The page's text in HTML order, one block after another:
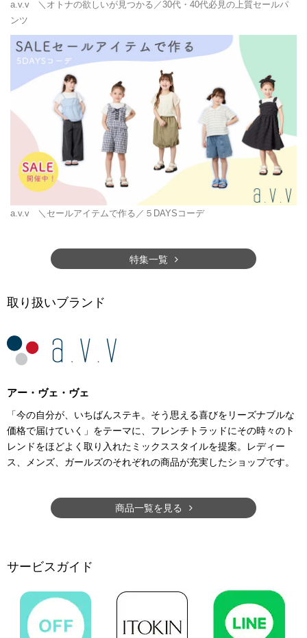
a.v.v ＼オトナの欲しいが見つかる／30代・40代必見の上質セールパ
ンツ
a.v.v ＼セールアイテムで作る／５DAYSコーデ
特集一覧
取り扱いブランド
アー・ヴェ・ヴェ
「今の自分が、いちばんステキ。そう思える喜びをリーズナブルな
価格で届けていく」をテーマに、フレンチトラッドにその時々のト
レンドをほどよく取り入れたミックススタイルを提案。レディー
ス、メンズ、ガールズのそれぞれの商品が充実したショップです。
商品一覧を見る
サービスガイド